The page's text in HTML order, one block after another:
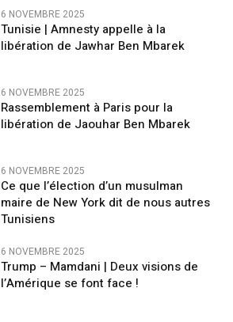
6 NOVEMBRE 2025
Tunisie | Amnesty appelle à la
libération de Jawhar Ben Mbarek
6 NOVEMBRE 2025
Rassemblement à Paris pour la
libération de Jaouhar Ben Mbarek
6 NOVEMBRE 2025
Ce que l’élection d’un musulman
maire de New York dit de nous autres
Tunisiens
6 NOVEMBRE 2025
Trump – Mamdani | Deux visions de
l’Amérique se font face !